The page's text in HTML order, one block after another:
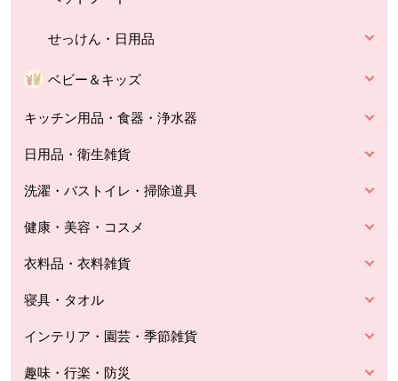
せっけん・日用品
ベビー＆キッズ
キッチン用品・食器・浄水器
日用品・衛生雑貨
洗濯・バストイレ・掃除道具
健康・美容・コスメ
衣料品・衣料雑貨
寝具・タオル
インテリア・園芸・季節雑貨
趣味・行楽・防災